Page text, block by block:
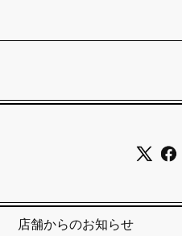
店舗からのお知らせ